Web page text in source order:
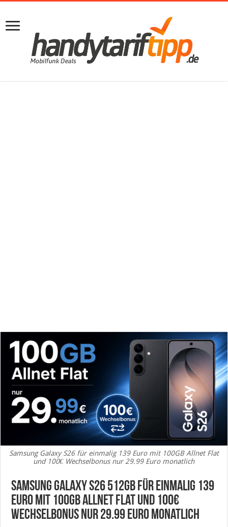
Samsung Galaxy S26 für einmalig 139 Euro mit 100GB Allnet Flat
und 100€ Wechselbonus nur 29.99 Euro monatlich
Samsung Galaxy S26 512GB für einmalig 139
Euro mit 100GB Allnet Flat und 100€
Wechselbonus nur 29.99 Euro monatlich